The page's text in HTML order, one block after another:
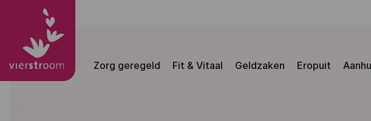
Zorg geregeld Fit & Vitaal Geldzaken Eropuit